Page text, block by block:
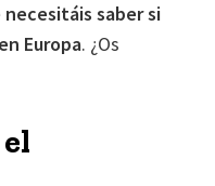
saber si
Europa. ¿Os